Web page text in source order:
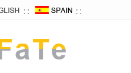
∷ ∷